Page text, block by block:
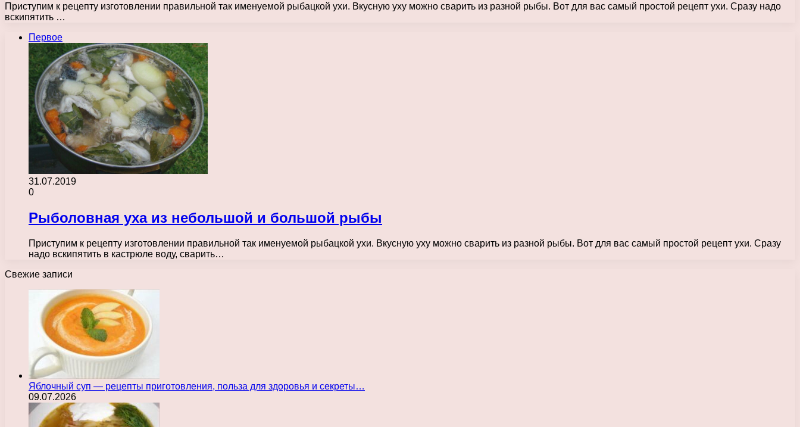
Приступим к рецепту изготовлении правильной так именуемой рыбацкой ухи. Вкусную уху можно сварить из разной рыбы. Вот для вас самый простой рецепт ухи. Сразу надо
вскипятить …
Первое
31.07.2019
0
Рыболовная уха из небольшой и большой рыбы
Приступим к рецепту изготовлении правильной так именуемой рыбацкой ухи. Вкусную уху можно сварить из разной рыбы. Вот для вас самый простой рецепт ухи. Сразу
надо вскипятить в кастрюле воду, сварить…
Свежие записи
Яблочный суп — рецепты приготовления, польза для здоровья и секреты…
09.07.2026